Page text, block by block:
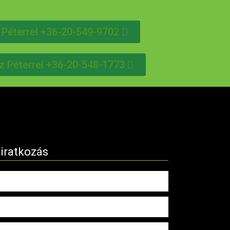
+36-20-549-9702
Péterrel +36-20-548-1773